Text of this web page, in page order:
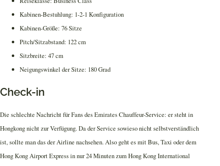
Kabinen-Bestuhlung: 1-2-1 Konfiguration
Kabinen-Größe: 76 Sitze
Pitch/Sitzabstand: 122 cm
Sitzbreite: 47 cm
Neigungswinkel der Sitze: 180 Grad
Check-in
Die schlechte Nachricht für Fans des Emirates Chauffeur-Service: er steht in
Hongkong nicht zur Verfügung. Da der Service sowieso nicht selbstverständlich
ist, sollte man das der Airline nachsehen. Also geht es mit Bus, Taxi oder dem
Hong Kong Airport Express in nur 24 Minuten zum Hong Kong International